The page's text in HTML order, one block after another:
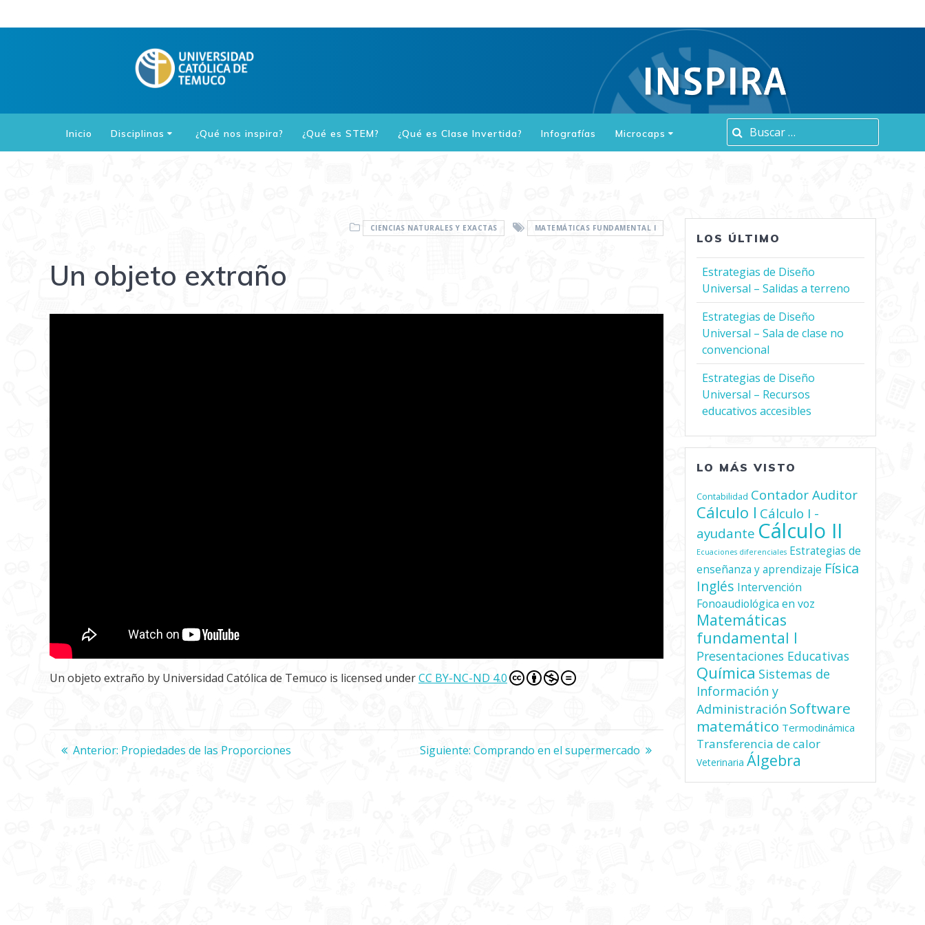
al
Inicio Disciplinas ¿Qué nos inspira? ¿Qué es STEM? ¿Qué es Clase Invertida? Infografías Microcaps
CIENCIAS NATURALES Y EXACTAS MATEMÁTICAS FUNDAMENTAL I
Un objeto extraño
Un objeto extraño by Universidad Católica de Temuco is licensed underCC BY-NC-ND 4.0
Navegación
Anterior: Entrada
Propiedades de las Proporciones Siguiente: Siguiente
Comprando en el supermercado
LOS ÚLTIMO
Estrategias de Diseño
Universal – Salidas a terreno
Estrategias de Diseño
Universal – Sala de clase no
convencional
Estrategias de Diseño
Universal – Recursos
educativos accesibles
LO MÁS VISTO
Contabilidad Contador Auditor
Cálculo I Cálculo I -
ayudante Cálculo II
Ecuaciones diferenciales Estrategias de
enseñanza y aprendizaje Física
Inglés Intervención
Fonoaudiológica en voz
Matemáticas
fundamental I
Presentaciones Educativas
Química Sistemas de
Información y
Administración Software
matemático Termodinámica
Transferencia de calor
Veterinaria Álgebra